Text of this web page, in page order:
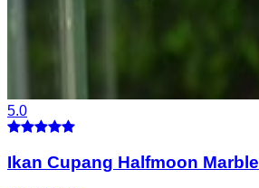
5.0
Ikan Cupang Halfmoon Marble